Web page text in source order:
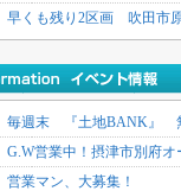
早くも残り2区画 吹田市
毎週末 『土地BANK』
G.W営業中！摂津市別府
営業マン、大募集！